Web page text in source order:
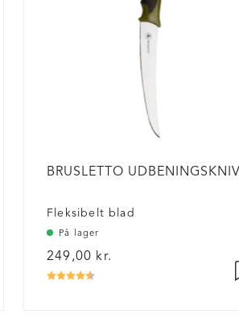
BRUSLETTO UDBENINGSKNIV
Fleksibelt blad
På lager
249,00 kr.
Vurdering: